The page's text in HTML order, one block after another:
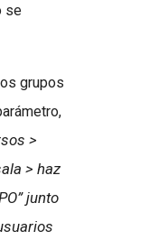
se
grupos
>
> haz
junto